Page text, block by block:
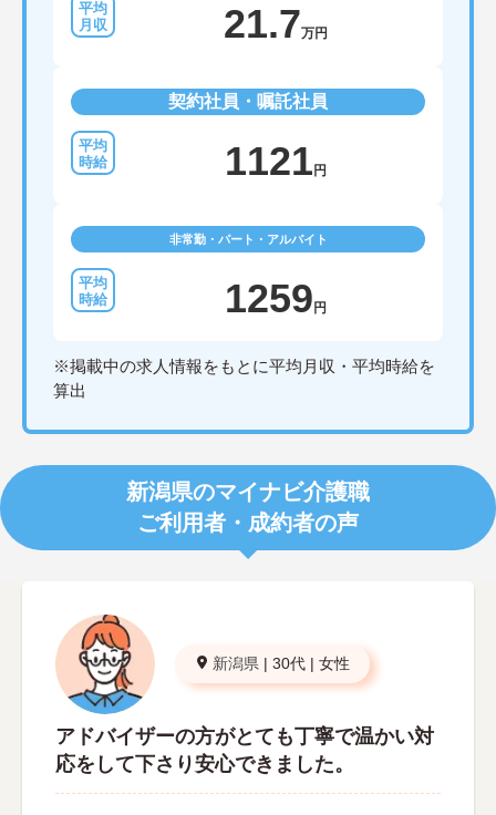
21.7万円
契約社員・嘱託社員
1121 円
非常勤・パート・アルバイト
1259 円
※掲載中の求人情報をもとに平均月収・平均時給を
算出
新潟県のマイナビ介護職
ご利用者・成約者の声
新潟県 | 30代 | 女性
アドバイザーの方がとても丁寧で温かい対
応をして下さり安心できました。